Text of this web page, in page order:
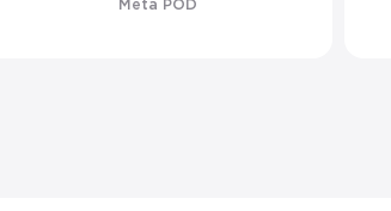
Meta POD